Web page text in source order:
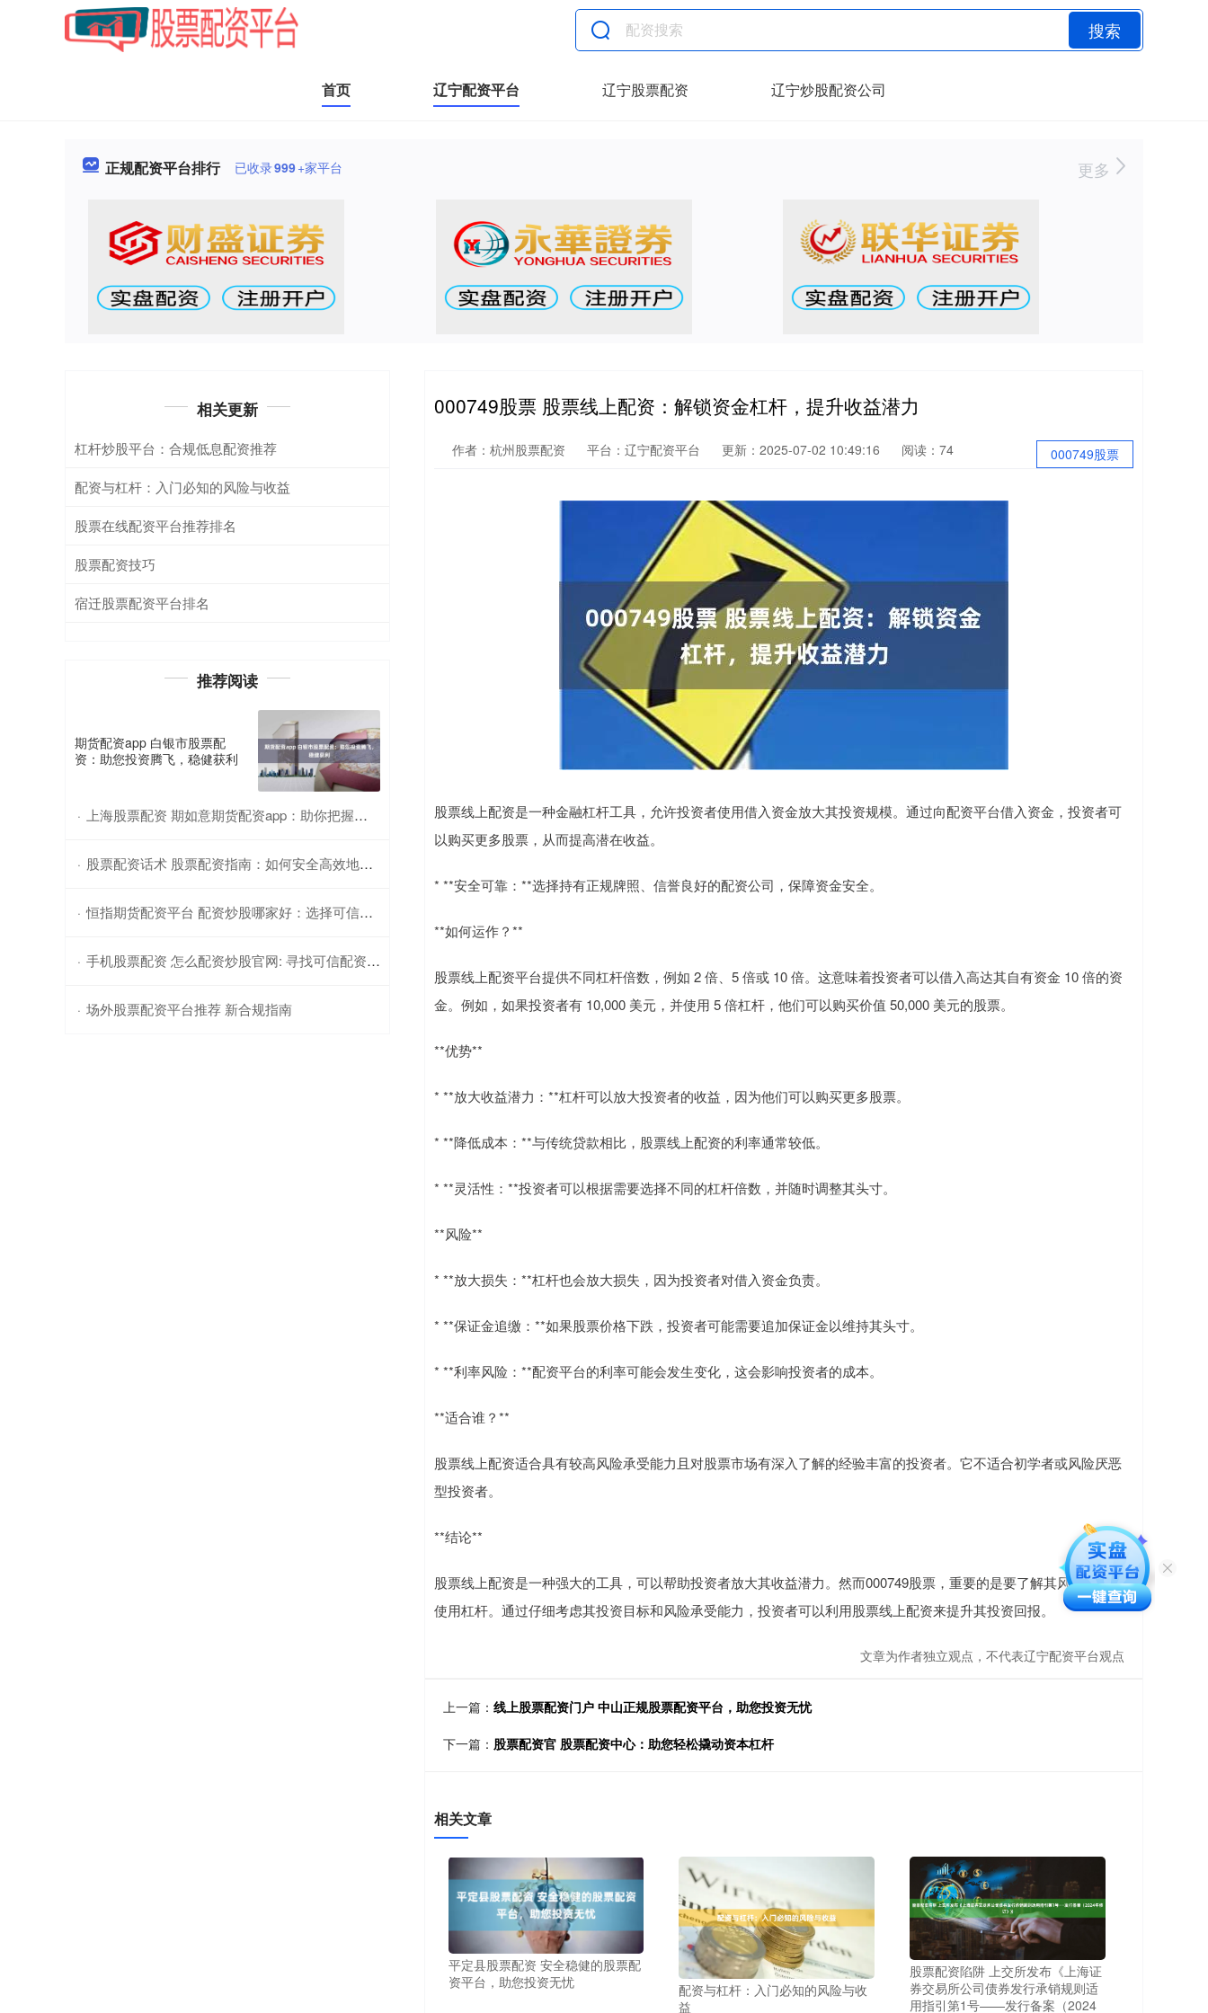
搜索
首页 辽宁配资平台 辽宁股票配资 辽宁炒股配资公司
正规配资平台排行 已收录999+家平台 更多
000749股票 股票线上配资：解锁资金杠杆，提升收益潜力
000749股票
作者：杭州股票配资 平台：辽宁配资平台 更新：2025-07-02 10:49:16 阅读：74
股票线上配资是一种金融杠杆工具，允许投资者使用借入资金放大其投资规模。通过向配资平台借入资金，投资者可
以购买更多股票，从而提高潜在收益。
* **安全可靠：**选择持有正规牌照、信誉良好的配资公司，保障资金安全。
**如何运作？**
股票线上配资平台提供不同杠杆倍数，例如 2 倍、5 倍或 10 倍。这意味着投资者可以借入高达其自有资金 10 倍的资
金。例如，如果投资者有 10,000 美元，并使用 5 倍杠杆，他们可以购买价值 50,000 美元的股票。
**优势**
* **放大收益潜力：**杠杆可以放大投资者的收益，因为他们可以购买更多股票。
* **降低成本：**与传统贷款相比，股票线上配资的利率通常较低。
* **灵活性：**投资者可以根据需要选择不同的杠杆倍数，并随时调整其头寸。
**风险**
* **放大损失：**杠杆也会放大损失，因为投资者对借入资金负责。
* **保证金追缴：**如果股票价格下跌，投资者可能需要追加保证金以维持其头寸。
* **利率风险：**配资平台的利率可能会发生变化，这会影响投资者的成本。
**适合谁？**
股票线上配资适合具有较高风险承受能力且对股票市场有深入了解的经验丰富的投资者。它不适合初学者或风险厌恶
型投资者。
**结论**
股票线上配资是一种强大的工具，可以帮助投资者放大其收益潜力。然而000749股票，重要的是要了解其风险并谨慎
使用杠杆。通过仔细考虑其投资目标和风险承受能力，投资者可以利用股票线上配资来提升其投资回报。
文章为作者独立观点，不代表辽宁配资平台观点
上一篇： 线上股票配资门户 中山正规股票配资平台，助您投资无忧
下一篇： 股票配资官 股票配资中心：助您轻松撬动资本杠杆
相关文章
平定县股票配资 安全稳健的股票配
资平台，助您投资无忧
配资与杠杆：入门必知的风险与收
益
股票配资陷阱 上交所发布《上海证
券交易所公司债券发行承销规则适
用指引第1号——发行备案（2024
相关更新
杠杆炒股平台：合规低息配资推荐
配资与杠杆：入门必知的风险与收益
股票在线配资平台推荐排名
股票配资技巧
宿迁股票配资平台排名
推荐阅读
期货配资app 白银市股票配
资：助您投资腾飞，稳健获利
· 上海股票配资 期如意期货配资app：助你把握市场机遇，盈享财富未来
· 股票配资话术 股票配资指南：如何安全高效地扩大投资
· 恒指期货配资平台 配资炒股哪家好：选择可信赖的杠杆服务商
· 手机股票配资 怎么配资炒股官网: 寻找可信配资平台的步骤
· 场外股票配资平台推荐 新合规指南